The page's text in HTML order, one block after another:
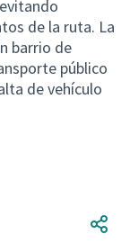
de la ruta. La
barrio de
público
de vehículo